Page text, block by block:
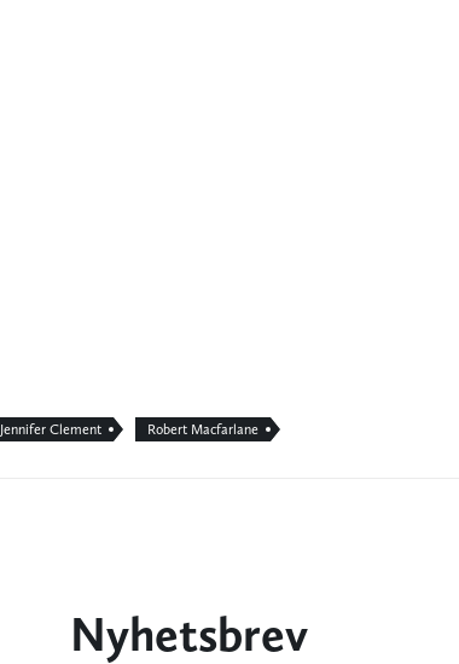
Jennifer Clement Robert Macfarlane
Nyhetsbrev